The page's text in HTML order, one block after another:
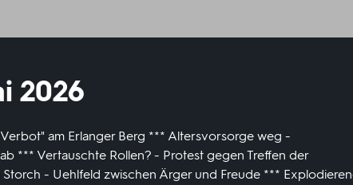
2026
am Erlanger Berg *** Altersvorsorge weg -
*** Vertauschte Rollen? - Protest gegen Treffen der
- Uehlfeld zwischen Ärger und Freude ***